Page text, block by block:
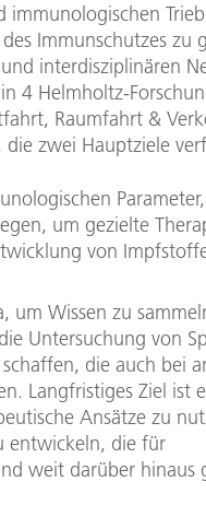
immunologischen
Immunschutzes zu
interdisziplinären
4 Helmholtz-
Raumfahrt &
die zwei Hauptziele
um gezielte
von
um Wissen zu
Untersuchung von
die auch bei
Langfristiges Ziel ist
Ansätze zu
entwickeln, die für
weit darüber hinaus